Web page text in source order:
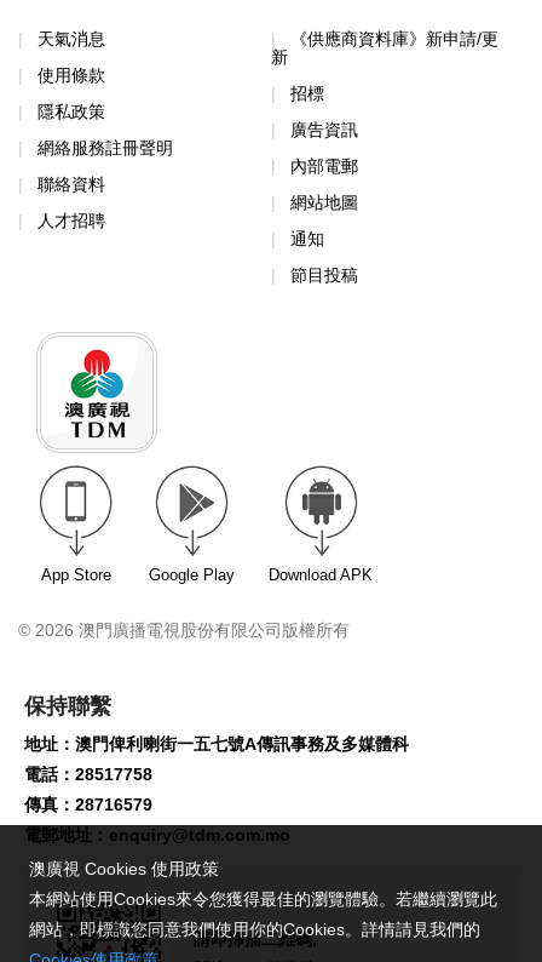
天氣消息
使用條款
隱私政策
網絡服務註冊聲明
聯絡資料
人才招聘
《供應商資料庫》新申請/更
新
招標
廣告資訊
內部電郵
網站地圖
通知
節目投稿
App Store Google Play Download APK
© 2026 澳門廣播電視股份有限公司版權所有
保持聯繫
地址：澳門俾利喇街一五七號A傳訊事務及多媒體科
電話：28517758
傳真：28716579
電郵地址： enquiry@tdm.com.mo
請即掃描二維碼,
澳廣視 Cookies 使用政策
本網站使用Cookies來令您獲得最佳的瀏覽體驗。若繼續瀏覽此
網站，即標識您同意我們使用你的Cookies。詳情請見我們的